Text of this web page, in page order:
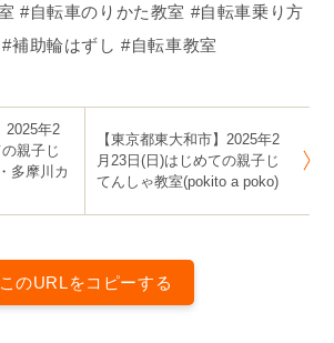
#自転車のりかた教室 #自転車乗り方
補助輪はずし #自転車教室
2025年2
親子じ
多摩川カ
【東京都東大和市】2025年2
月23日(日)はじめての親子じ
てんしゃ教室(pokito a poko)
このURLをコピーする